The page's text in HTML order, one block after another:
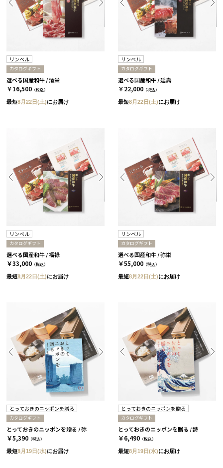
リンベル
カタログギフト
選べる国産和牛 / 清栄
￥16,500 （税込）
最短8月22日(土)にお届け
リンベル
カタログギフト
選べる国産和牛 / 延壽
￥22,000 （税込）
最短8月22日(土)にお届け
リンベル
カタログギフト
選べる国産和牛 / 福禄
￥33,000 （税込）
最短8月22日(土)にお届け
リンベル
カタログギフト
選べる国産和牛 / 弥栄
￥55,000 （税込）
最短8月22日(土)にお届け
とっておきのニッポンを贈る
カタログギフト
とっておきのニッポンを贈る / 弥
￥5,390 （税込）
最短8月19日(水)にお届け
とっておきのニッポンを贈る
カタログギフト
とっておきのニッポンを贈る / 詩
￥6,490 （税込）
最短8月19日(水)にお届け